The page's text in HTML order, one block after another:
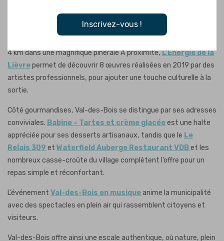
Inscrivez-vous !
Sentier du Lièvrepropose une balade facile
4 km dans une magnifique pineraie À proximité,L’Énergie de la
Lièvrepermet de découvrir 8 œuvres réalisées en 2019 par des
artistes professionnels, pour ajouter une touche culturelle à la
sortie.
Côté gourmandises, Val-des-Bois se distingue par ses adresses
conviviales. Babine – Tartes et crème glacéeest une halte
appréciée pour ses desserts artisanaux, tandis que le Le
Relais 309 et Waterfield Auberge Restaurant VDBet les
nombreux casse-croûte du village complètent l’offre pour un
repas simple et réconfortant.
L’événement Val-des-Bois en musique anime la municipalité
avec des spectacles en plein air qui rassemblent citoyens et
visiteurs.
Val-des-Bois offre ainsi une escale authentique, où nature, plein